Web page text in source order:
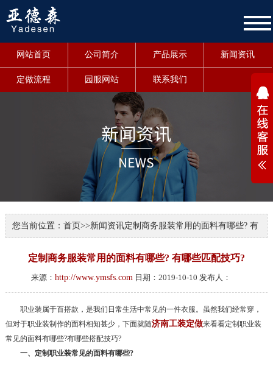
网站首页 公司简介 产品展示 新闻资讯
定做流程 园服网站
联系我们
您当前位置： 首页>>新闻资讯定制商务服装常用的面料有哪些? 有
定制商务服装常用的面料有哪些? 有哪些匹配技巧?
来源： http://www.ymsfs.com日期：2019-10-10 发布人：
职业装属于百搭款，是我们日常生活中常见的一件衣服。虽然我们经常穿，
但对于职业装制作的面料相知甚少，下面就随济南工装定做来看看定制职业装
常见的面料有哪些?有哪些搭配技巧?
一、定制职业装常见的面料有哪些?